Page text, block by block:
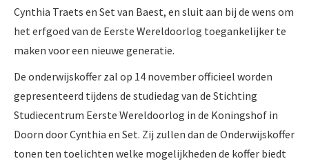
Cynthia Traets en Set van Baest, en sluit aan bij de wens om
het erfgoed van de Eerste Wereldoorlog toegankelijker te
maken voor een nieuwe generatie.
De onderwijskoffer zal op 14 november officieel worden
gepresenteerd tijdens de studiedag van de Stichting
Studiecentrum Eerste Wereldoorlog in de Koningshof in
Doorn door Cynthia en Set. Zij zullen dan de Onderwijskoffer
tonen ten toelichten welke mogelijkheden de koffer biedt